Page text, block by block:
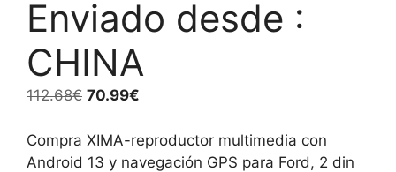
Enviado desde :
CHINA
112.68€ El
original
era:
70.99€
actual
es:
Compra XIMA-reproductor multimedia con
Android 13 y navegación GPS para Ford, 2 din